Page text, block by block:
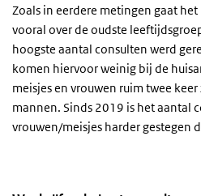
Zoals in eerdere metingen gaat
vooral over de oudste
hoogste aantal consulten werd
komen hiervoor weinig bij de
meisjes en vrouwen ruim twee
mannen. Sinds 2019 is het aantal
vrouwen/meisjes harder gestegen